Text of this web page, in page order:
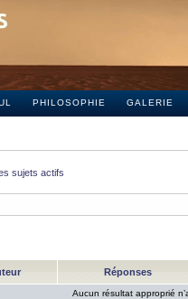
PHILOSOPHIE GALERIE
sujets actifs
Réponses
Aucun résultat approprié